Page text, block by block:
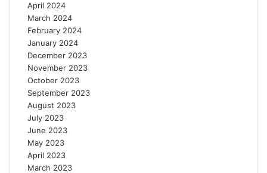
April 2024
March 2024
February 2024
January 2024
December 2023
November 2023
October 2023
September 2023
August 2023
July 2023
June 2023
May 2023
April 2023
March 2023